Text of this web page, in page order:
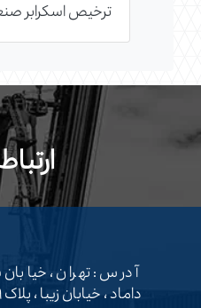
ترخیص اسکرابر
آدرس : تهران ، خیابان
داماد ، خیابان زیبا ، پلاک ۴۹ واحد ۱۴